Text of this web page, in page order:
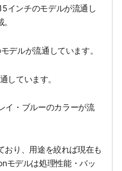
インチのモデルが流通し
デルが流通しています。
しています。
イ・ブルーのカラーが流
おり、用途を絞れば現在も
モデルは処理性能・バッ